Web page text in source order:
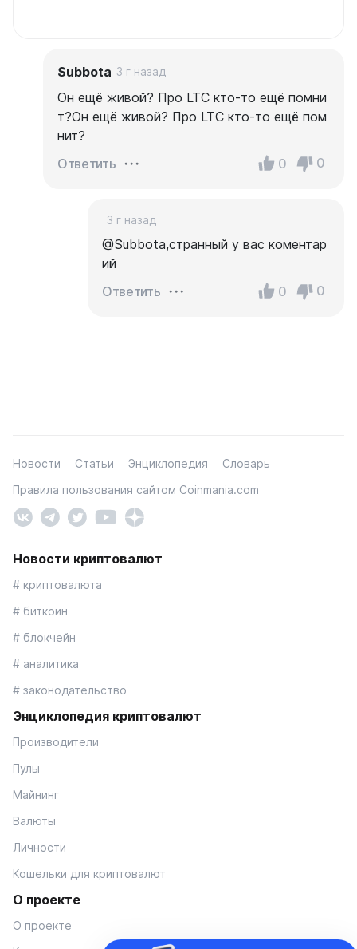
Subbota 3 г назад
Он ещё живой? Про LTC кто-то ещё помни
т?Он ещё живой? Про LTC кто-то ещё пом
нит?
Ответить
0 0
3 г назад
@Subbota,странный у вас коментар
ий
Ответить
0 0
Новости Статьи Энциклопедия
Словарь
Правила пользования сайтом Coinmania.com
Новости криптовалют
# криптовалюта
# биткоин
# блокчейн
# аналитика
# законодательство
Энциклопедия криптовалют
Производители
Пулы
Майнинг
Валюты
Личности
Кошельки для криптовалют
О проекте
О проекте